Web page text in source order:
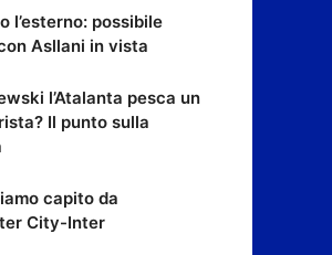
l’esterno: possibile
Asllani in vista
l’Atalanta pesca un
Il punto sulla
capito da
City-Inter